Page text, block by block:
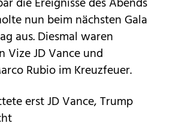
nun beim nächsten Gala
aus. Diesmal waren
Vize JD Vance und
Rubio im Kreuzfeuer.
erst JD Vance, Trump